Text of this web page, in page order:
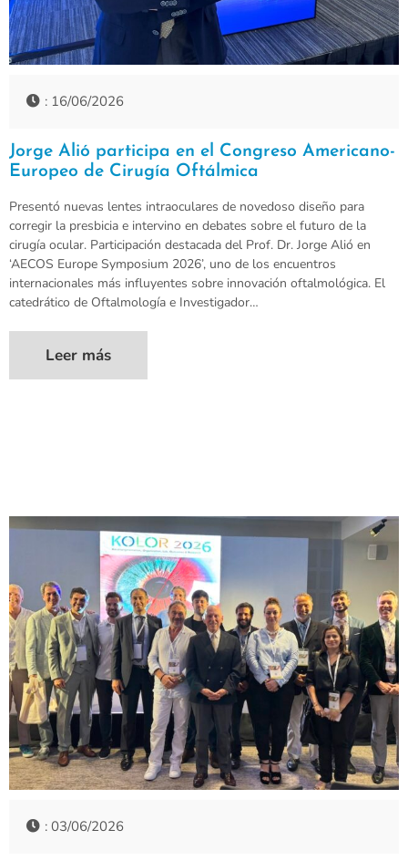
: 16/06/2026
Jorge Alió participa en el Congreso Americano-
Europeo de Cirugía Oftálmica
Presentó nuevas lentes intraoculares de novedoso diseño para
corregir la presbicia e intervino en debates sobre el futuro de la
cirugía ocular. Participación destacada del Prof. Dr. Jorge Alió en
‘AECOS Europe Symposium 2026’, uno de los encuentros
internacionales más influyentes sobre innovación oftalmológica. El
catedrático de Oftalmología e Investigador…
Leer más
: 03/06/2026